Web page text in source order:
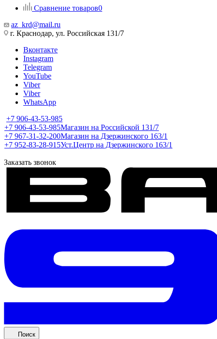
Сравнение товаров0
az_krd@mail.ru
г. Краснодар, ул. Российская 131/7
Вконтакте
Instagram
Telegram
YouTube
Viber
Viber
WhatsApp
+7 906-43-53-985
+7 906-43-53-985Магазин на Российской 131/7
+7 967-31-32-200Магазин на Дзержинского 163/1
+7 952-83-28-915Уст.Центр на Дзержинского 163/1
Заказать звонок
Поиск